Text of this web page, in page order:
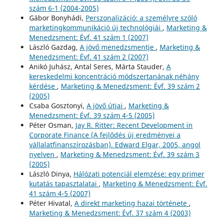
szám 6-1 (2004-2005)
Gábor Bonyhádi, Perszonalizáció: a személyre szóló
marketingkommunikáció új technológiái , Marketing &
Menedzsment: Évf. 41 szám 1 (2007)
László Gazdag, A jövő menedzsmentje , Marketing &
Menedzsment: Évf. 41 szám 2 (2007)
Anikó Juhász, Antal Seres, Márta Stauder, A
kereskedelmi koncentráció módszertanának néhány
kérdése , Marketing & Menedzsment: Évf. 39 szám 2
(2005)
Csaba Gosztonyi, A jövő útjai , Marketing &
Menedzsment: Évf. 39 szám 4-5 (2005)
Péter Osman, Jay R. Ritter: Recent Development in
Corporate Finance (A fejlődés új eredményei a
vállalatfinanszírozásban). Edward Elgar, 2005, angol
nyelven , Marketing & Menedzsment: Évf. 39 szám 3
(2005)
László Dinya, Hálózati potenciál elemzése: egy primer
kutatás tapasztalatai , Marketing & Menedzsment: Évf.
41 szám 4-5 (2007)
Péter Hivatal, A direkt marketing hazai története ,
Marketing & Menedzsment: Évf. 37 szám 4 (2003)